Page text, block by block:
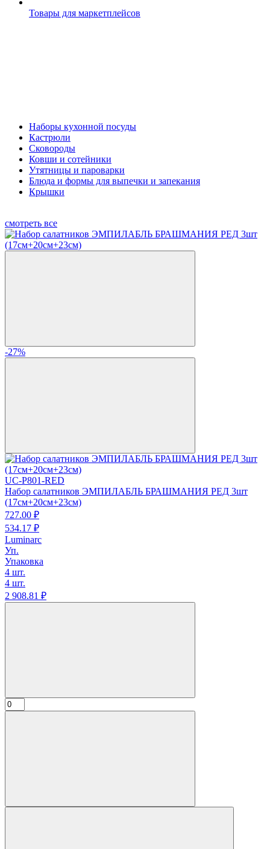
Товары для маркетплейсов
Наборы кухонной посуды
Кастрюли
Сковороды
Ковши и сотейники
Утятницы и пароварки
Блюда и формы для выпечки и запекания
Крышки
смотреть все
-27%
UC-P801-RED
Набор салатников ЭМПИЛАБЛЬ БРАШМАНИЯ РЕД 3шт
(17см+20см+23см)
727.00 ₽
534.17 ₽
Luminarc
Уп.
Упаковка
4 шт.
4 шт.
2 908.81 ₽